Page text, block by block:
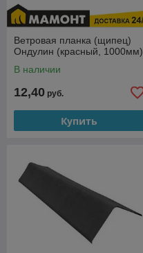
Ветровая планка (щипец)
Ондулин (красный, 1000мм)
В наличии
12,40 руб.
Купить